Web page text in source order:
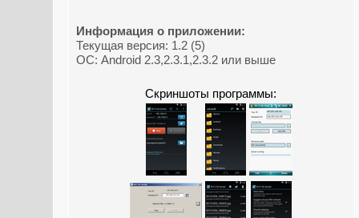
Информация о приложении:
Текущая версия: 1.2 (5)
ОС: Android 2.3,2.3.1,2.3.2 или выше
Скриншоты программы: